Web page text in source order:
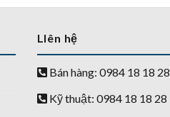
LIên hệ
Bán hàng: 0984 18 18 28
Kỹ thuật: 0984 18 18 28